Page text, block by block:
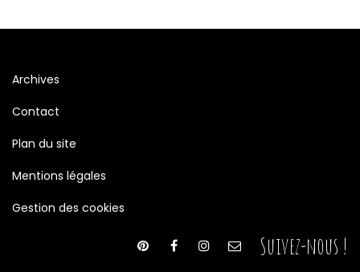
Archives
Contact
Plan du site
Mentions légales
Gestion des cookies
Suivez-nous !